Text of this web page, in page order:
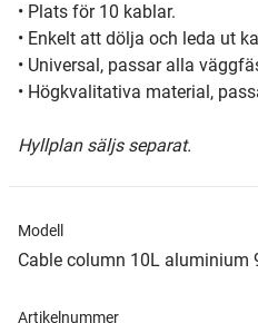
• Plats för 10 kablar.
• Enkelt att dölja och leda ut
• Universal, passar alla
• Högkvalitativa material,
Hyllplan säljs separat.
Modell
Cable column 10L aluminium
Artikelnummer